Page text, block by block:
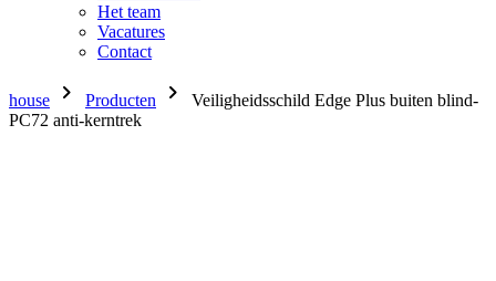
Het team
Vacatures
Contact
house chevron_right Producten chevron_right
Veiligheidsschild Edge Plus buiten blind-
PC72 anti-kerntrek